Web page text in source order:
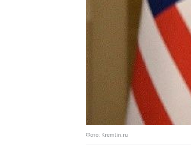
Фото: Kremlin.ru